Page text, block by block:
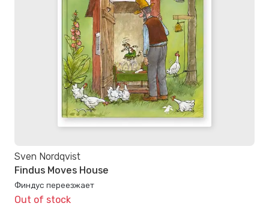
Sven Nordqvist
Findus Moves House
Финдус переезжает
Out of stock